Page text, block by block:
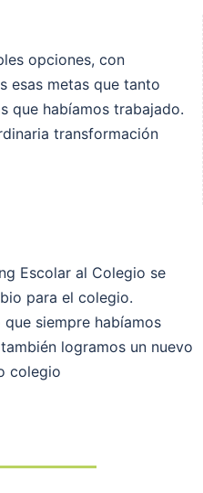
opciones, con
esas metas que tanto
que habíamos trabajado.
transformación
Escolar al Colegio se
para el colegio.
siempre habíamos
logramos un nuevo
colegio